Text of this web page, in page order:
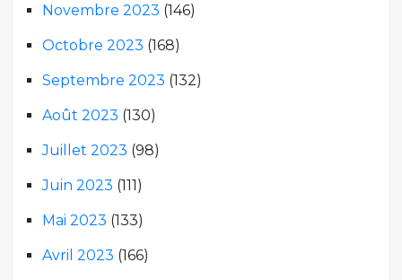
Novembre 2023 (146)
Octobre 2023 (168)
Septembre 2023 (132)
Août 2023 (130)
Juillet 2023 (98)
Juin 2023 (111)
Mai 2023 (133)
Avril 2023 (166)